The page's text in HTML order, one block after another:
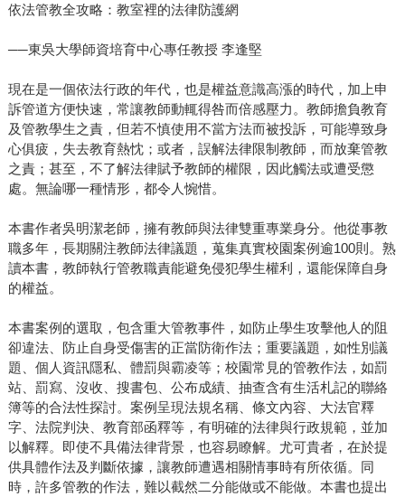
依法管教全攻略：教室裡的法律防護網
──東吳大學師資培育中心專任教授 李逢堅
現在是一個依法行政的年代，也是權益意識高漲的時代，加上申
訴管道方便快速，常讓教師動輒得咎而倍感壓力。教師擔負教育
及管教學生之責，但若不慎使用不當方法而被投訴，可能導致身
心俱疲，失去教育熱忱；或者，誤解法律限制教師，而放棄管教
之責；甚至，不了解法律賦予教師的權限，因此觸法或遭受懲
處。無論哪一種情形，都令人惋惜。
本書作者吳明潔老師，擁有教師與法律雙重專業身分。他從事教
職多年，長期關注教師法律議題，蒐集真實校園案例逾100則。熟
讀本書，教師執行管教職責能避免侵犯學生權利，還能保障自身
的權益。
本書案例的選取，包含重大管教事件，如防止學生攻擊他人的阻
卻違法、防止自身受傷害的正當防衛作法；重要議題，如性別議
題、個人資訊隱私、體罰與霸凌等；校園常見的管教作法，如罰
站、罰寫、沒收、搜書包、公布成績、抽查含有生活札記的聯絡
簿等的合法性探討。案例呈現法規名稱、條文內容、大法官釋
字、法院判決、教育部函釋等，有明確的法律與行政規範，並加
以解釋。即使不具備法律背景，也容易瞭解。尤可貴者，在於提
供具體作法及判斷依據，讓教師遭遇相關情事時有所依循。同
時，許多管教的作法，難以截然二分能做或不能做。本書也提出